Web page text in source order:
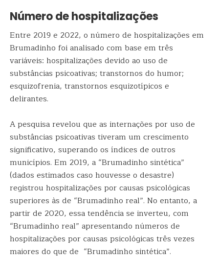
Número de hospitalizações
Entre 2019 e 2022, o número de hospitalizações em
Brumadinho foi analisado com base em três
variáveis: hospitalizações devido ao uso de
substâncias psicoativas; transtornos do humor;
esquizofrenia, transtornos esquizotípicos e
delirantes.
A pesquisa revelou que as internações por uso de
substâncias psicoativas tiveram um crescimento
significativo, superando os índices de outros
municípios. Em 2019, a “Brumadinho sintética”
(dados estimados caso houvesse o desastre)
registrou hospitalizações por causas psicológicas
superiores às de “Brumadinho real”. No entanto, a
partir de 2020, essa tendência se inverteu, com
“Brumadinho real” apresentando números de
hospitalizações por causas psicológicas três vezes
maiores do que de “Brumadinho sintética”.